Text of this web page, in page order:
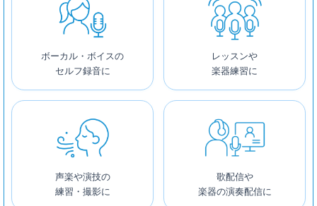
ボーカル・ボイスの
セルフ録音に
レッスンや
楽器練習に
声楽や演技の
練習・撮影に
歌配信や
楽器の演奏配信に